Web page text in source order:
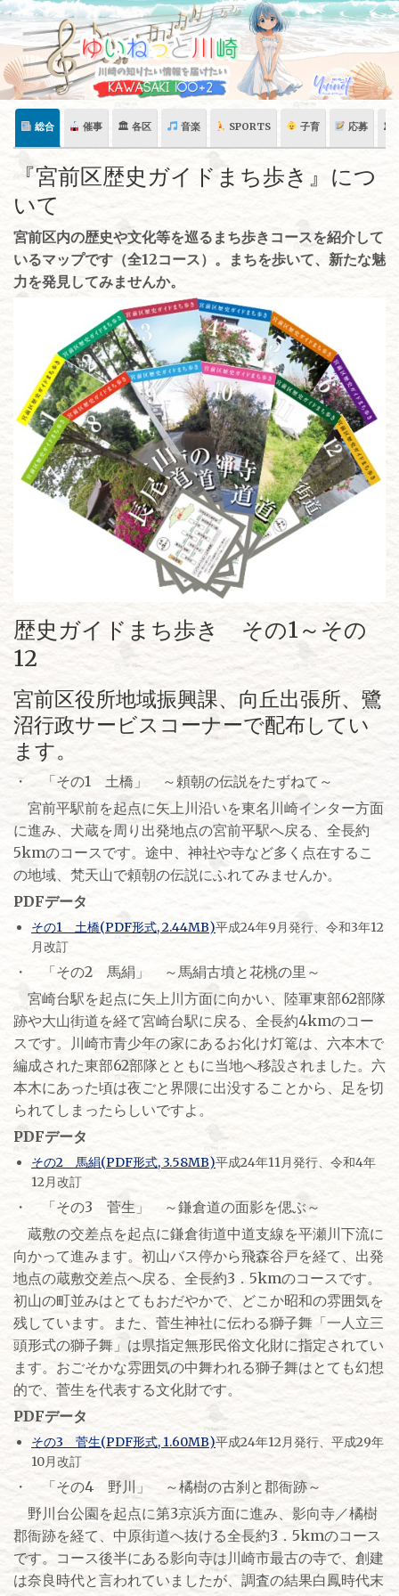
Skip
content
総合 催事 🏛 各区 音楽 SPORTS 子育 応募 🏛
『宮前区歴史ガイドまち歩き』につ
いて
宮前区内の歴史や文化等を巡るまち歩きコースを紹介して
いるマップです（全12コース）。まちを歩いて、新たな魅
力を発見してみませんか。
歴史ガイドまち歩き その1～その
12
宮前区役所地域振興課、向丘出張所、鷺
沼行政サービスコーナーで配布してい
ます。
・ 「その1 土橋」 ～頼朝の伝説をたずねて～
宮前平駅前を起点に矢上川沿いを東名川崎インター方面
に進み、犬蔵を周り出発地点の宮前平駅へ戻る、全長約
5kmのコースです。途中、神社や寺など多く点在するこ
の地域、梵天山で頼朝の伝説にふれてみませんか。
PDFデータ
その1 土橋(PDF形式, 2.44MB)平成24年9月発行、令和3年12
月改訂
・ 「その2 馬絹」 ～馬絹古墳と花桃の里～
宮崎台駅を起点に矢上川方面に向かい、陸軍東部62部隊
跡や大山街道を経て宮崎台駅に戻る、全長約4kmのコー
スです。川崎市青少年の家にあるお化け灯篭は、六本木で
編成された東部62部隊とともに当地へ移設されました。六
本木にあった頃は夜ごと界隈に出没することから、足を切
られてしまったらしいですよ。
PDFデータ
その2 馬絹(PDF形式, 3.58MB)平成24年11月発行、令和4年
12月改訂
・ 「その3 菅生」 ～鎌倉道の面影を偲ぶ～
蔵敷の交差点を起点に鎌倉街道中道支線を平瀬川下流に
向かって進みます。初山バス停から飛森谷戸を経て、出発
地点の蔵敷交差点へ戻る、全長約3．5kmのコースです。
初山の町並みはとてもおだやかで、どこか昭和の雰囲気を
残しています。また、菅生神社に伝わる獅子舞「一人立三
頭形式の獅子舞」は県指定無形民俗文化財に指定されてい
ます。おごそかな雰囲気の中舞われる獅子舞はとても幻想
的で、菅生を代表する文化財です。
PDFデータ
その3 菅生(PDF形式, 1.60MB)平成24年12月発行、平成29年
10月改訂
・ 「その4 野川」 ～橘樹の古刹と郡衙跡～
野川台公園を起点に第3京浜方面に進み、影向寺／橘樹
郡衙跡を経て、中原街道へ抜ける全長約3．5kmのコース
です。コース後半にある影向寺は川崎市最古の寺で、創建
は奈良時代と言われていましたが、調査の結果白鳳時代末